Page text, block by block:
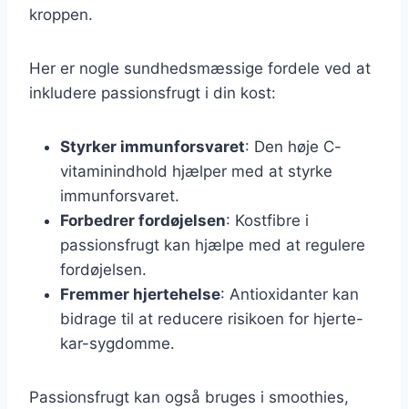
kroppen.
Her er nogle sundhedsmæssige fordele ved at
inkludere passionsfrugt i din kost:
Styrker immunforsvaret: Den høje C-
vitaminindhold hjælper med at styrke
immunforsvaret.
Forbedrer fordøjelsen: Kostfibre i
passionsfrugt kan hjælpe med at regulere
fordøjelsen.
Fremmer hjertehelse: Antioxidanter kan
bidrage til at reducere risikoen for hjerte-
kar-sygdomme.
Passionsfrugt kan også bruges i smoothies,